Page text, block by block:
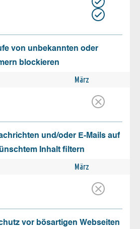
von unbekannten oder
blockieren
März
und/oder E-Mails auf
Inhalt filtern
März
vor bösartigen Webseiten